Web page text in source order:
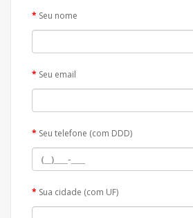
Seu nome
Seu email
Seu telefone (com DDD)
Sua cidade (com UF)